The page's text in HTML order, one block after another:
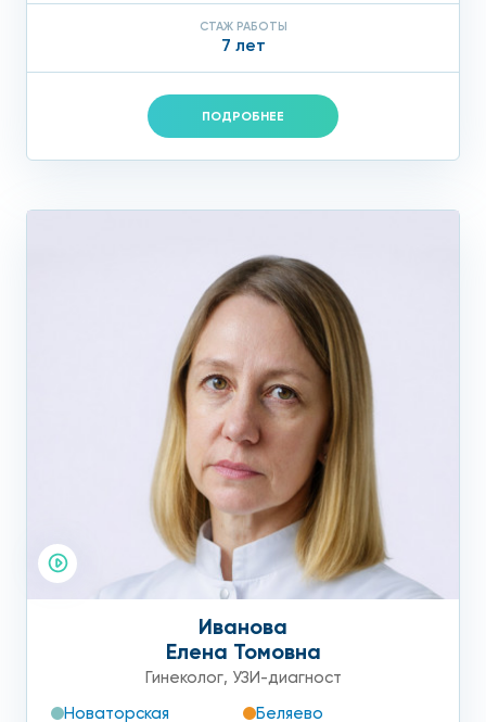
СТАЖ РАБОТЫ
7 лет
ПОДРОБНЕЕ
Иванова
Елена Томовна
Гинеколог, УЗИ-диагност
Новаторская
Беляево